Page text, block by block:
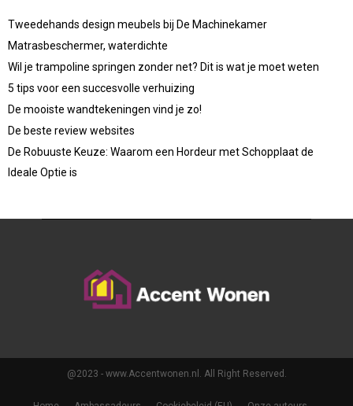
Tweedehands design meubels bij De Machinekamer
Matrasbeschermer, waterdichte
Wil je trampoline springen zonder net? Dit is wat je moet weten
5 tips voor een succesvolle verhuizing
De mooiste wandtekeningen vind je zo!
De beste review websites
De Robuuste Keuze: Waarom een Hordeur met Schopplaat de
Ideale Optie is
@2023 - www.Accentwonen.nl. All Right Reserved.